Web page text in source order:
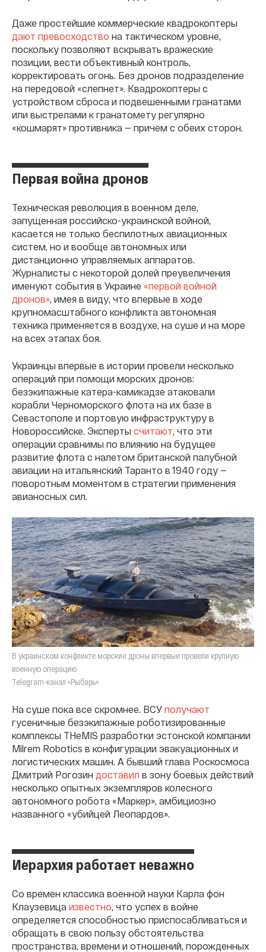
Даже простейшие коммерческие квадрокоптеры
дают превосходство на тактическом уровне,
поскольку позволяют вскрывать вражеские
позиции, вести объективный контроль,
корректировать огонь. Без дронов подразделение
на передовой «слепнет». Квадрокоптеры с
устройством сброса и подвешенными гранатами
или выстрелами к гранатомету регулярно
«кошмарят» противника — причем с обеих сторон.
Первая война дронов
Техническая революция в военном деле,
запущенная российско-украинской войной,
касается не только беспилотных авиационных
систем, но и вообще автономных или
дистанционно управляемых аппаратов.
Журналисты с некоторой долей преувеличения
именуют события в Украине «первой войной
дронов», имея в виду, что впервые в ходе
крупномасштабного конфликта автономная
техника применяется в воздухе, на суше и на море
на всех этапах боя.
Украинцы впервые в истории провели несколько
операций при помощи морских дронов:
безэкипажные катера-камикадзе атаковали
корабли Черноморского флота на их базе в
Севастополе и портовую инфраструктуру в
Новороссийске. Эксперты считают, что эти
операции сравнимы по влиянию на будущее
развитие флота с налетом британской палубной
авиации на итальянский Таранто в 1940 году —
поворотным моментом в стратегии применения
авианосных сил.
В украинском конфликте морские дроны впервые провели крупную
военную операцию
Telegram-канал «Рыбарь»
На суше пока все скромнее. ВСУ получают
гусеничные безэкипажные роботизированные
комплексы THeMIS разработки эстонской компании
Milrem Robotics в конфигурации эвакуационных и
логистических машин. А бывший глава Роскосмоса
Дмитрий Рогозин доставил в зону боевых действий
несколько опытных экземпляров колесного
автономного робота «Маркер», амбициозно
названного «убийцей Леопардов».
Иерархия работает неважно
Со времен классика военной науки Карла фон
Клаузевица известно, что успех в войне
определяется способностью приспосабливаться и
обращать в свою пользу обстоятельства
пространства, времени и отношений, порожденных